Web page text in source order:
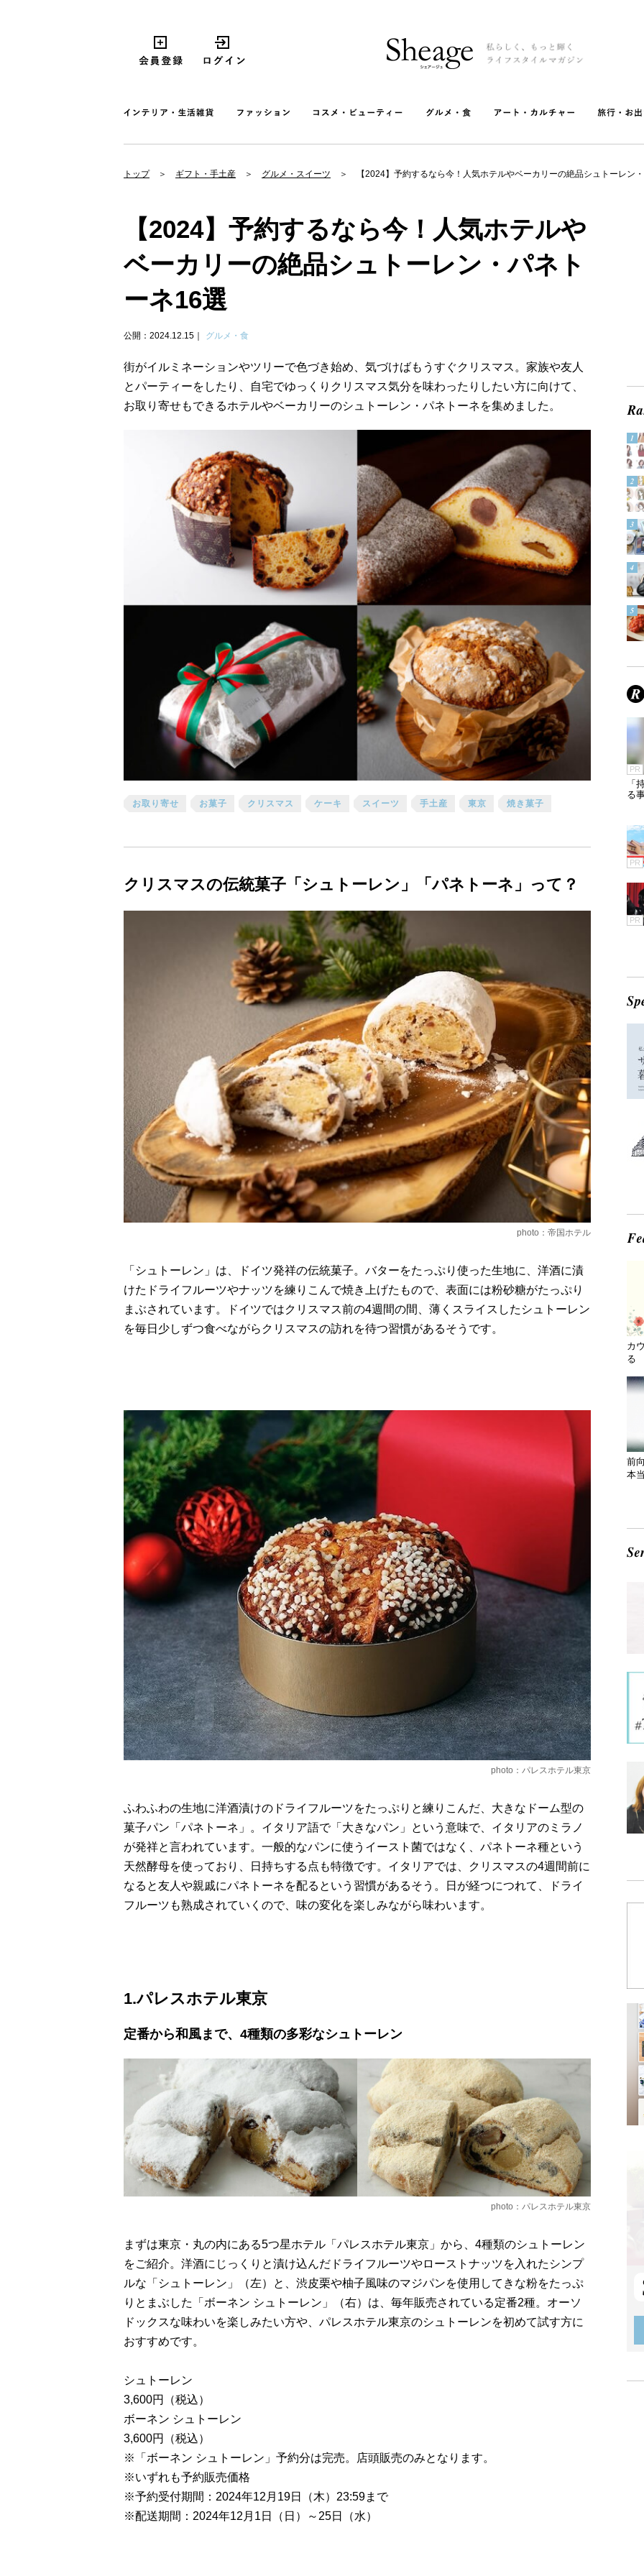
トップ ギフト・手土産 グルメ・スイーツ 【2024】予約するなら今！人気ホテルやベーカリーの絶品シュトーレン
【2024】予約するなら今！人気ホテルや
ベーカリーの絶品シュトーレン・パネト
ーネ16選
公開：2024.12.15 グルメ・食
街がイルミネーションやツリーで色づき始め、気づけばもうすぐクリスマス。家族や友人
とパーティーをしたり、自宅でゆっくりクリスマス気分を味わったりしたい方に向けて、
お取り寄せもできるホテルやベーカリーのシュトーレン・パネトーネを集めました。
お取り寄せ お菓子 クリスマス ケーキ スイーツ 手土産 東京 焼き菓子
クリスマスの伝統菓子「シュトーレン」「パネトーネ」って？
photo：帝国ホテル
「シュトーレン」は、ドイツ発祥の伝統菓子。バターをたっぷり使った生地に、洋酒に漬
けたドライフルーツやナッツを練りこんで焼き上げたもので、表面には粉砂糖がたっぷり
まぶされています。ドイツではクリスマス前の4週間の間、薄くスライスしたシュトーレン
を毎日少しずつ食べながらクリスマスの訪れを待つ習慣があるそうです。
photo：パレスホテル東京
ふわふわの生地に洋酒漬けのドライフルーツをたっぷりと練りこんだ、大きなドーム型の
菓子パン「パネトーネ」。イタリア語で「大きなパン」という意味で、イタリアのミラノ
が発祥と言われています。一般的なパンに使うイースト菌ではなく、パネトーネ種という
天然酵母を使っており、日持ちする点も特徴です。イタリアでは、クリスマスの4週間前に
なると友人や親戚にパネトーネを配るという習慣があるそう。日が経つにつれて、ドライ
フルーツも熟成されていくので、味の変化を楽しみながら味わいます。
1.パレスホテル東京
定番から和風まで、4種類の多彩なシュトーレン
photo：パレスホテル東京
まずは東京・丸の内にある5つ星ホテル「パレスホテル東京」から、4種類のシュトーレン
をご紹介。洋酒にじっくりと漬け込んだドライフルーツやローストナッツを入れたシンプ
ルな「シュトーレン」（左）と、渋皮栗や柚子風味のマジパンを使用してきな粉をたっぷ
りとまぶした「ボーネン シュトーレン」（右）は、毎年販売されている定番2種。オーソ
ドックスな味わいを楽しみたい方や、パレスホテル東京のシュトーレンを初めて試す方に
おすすめです。
シュトーレン
3,600円（税込）
ボーネン シュトーレン
3,600円（税込）
※「ボーネン シュトーレン」予約分は完売。店頭販売のみとなります。
※いずれも予約販売価格
※予約受付期間：2024年12月19日（木）23:59まで
※配送期間：2024年12月1日（日）～25日（水）
PR
「
る
PR
PR
カ
る
前
本